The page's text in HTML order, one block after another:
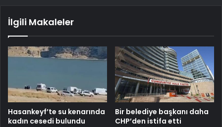
İlgili Makaleler
Hasankeyf’te su kenarında
kadın cesedi bulundu
Bir belediye başkanı daha
CHP’den istifa etti